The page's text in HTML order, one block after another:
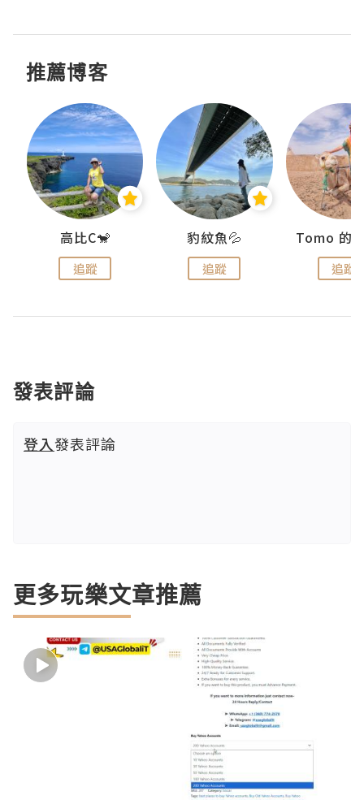
推薦博客
高比C🐒
追蹤
豹紋魚💦
追蹤 追蹤
發表評論
登入發表評論
更多玩樂文章推薦